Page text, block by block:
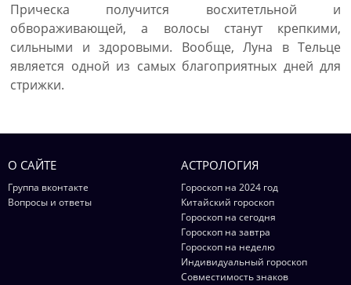
Прическа получится восхитетльной и
обвораживающей, а волосы станут крепкими,
сильными и здоровыми. Вообще, Луна в Тельце
является одной из самых благоприятных дней для
стрижки.
О САЙТЕ
Группа вконтакте
Вопросы и ответы
АСТРОЛОГИЯ
Гороскоп на 2024 год
Китайский гороскоп
Гороскоп на сегодня
Гороскоп на завтра
Гороскоп на неделю
Индивидуальный гороскоп
Совместимость знаков